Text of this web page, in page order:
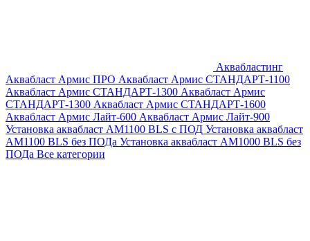
Аквабластинг
Аквабласт Армис ПРО Аквабласт Армис СТАНДАРТ-1100
Аквабласт Армис СТАНДАРТ-1300 Аквабласт Армис
СТАНДАРТ-1300 Аквабласт Армис СТАНДАРТ-1600
Аквабласт Армис Лайт-600 Аквабласт Армис Лайт-900
Установка аквабласт AM1100 BLS с ПОД Установка аквабласт
AM1100 BLS без ПОДа Установка аквабласт AM1000 BLS без
ПОДа Все категории